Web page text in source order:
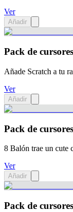
Ver
Añadir
Pack de
Añade Scratch a tu
Ver
Añadir
Pack de
8 Balón trae un cute
Ver
Añadir
Pack de